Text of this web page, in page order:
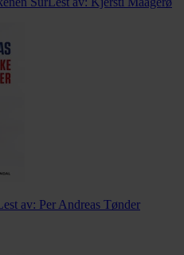
av: Per Andreas Tønder